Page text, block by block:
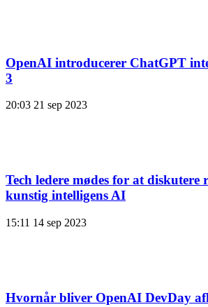
OpenAI introducerer ChatGPT
3
20:03 21 sep 2023
Tech ledere mødes for at diskutere
kunstig intelligens AI
15:11 14 sep 2023
Hvornår bliver OpenAI DevDay